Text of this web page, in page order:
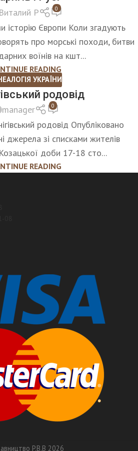
Р 0
історію Європи Коли згадують
про морські походи, битви
воїнів на кшт...
READING
УКРАЇНИ
родовід
manager 0
родовід Опубліковано
джерела зі списками жителів
доби 17-18 сто...
READING
P.B.B 2026